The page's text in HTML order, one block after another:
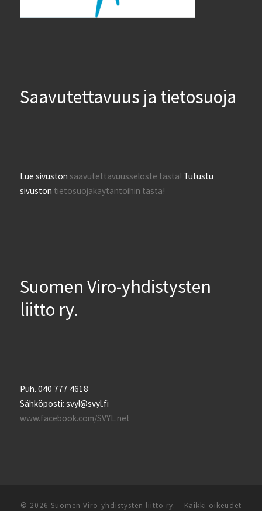
Saavutettavuus ja tietosuoja
Lue sivustonsaavutettavuusseloste tästä! Tutustu
sivuston tietosuojakäytäntöihin tästä!
Suomen Viro-yhdistysten
liitto ry.
Puh. 040 777 4618
Sähköposti: svyl@svyl.fi
www.facebook.com/SVYL.net
© 2026 Suomen Viro-yhdistysten liitto ry. – Kaikki oikeudet